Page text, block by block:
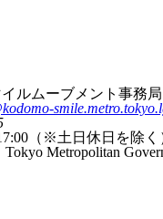
ルムーブメント事務局
（※土日休日を除く
Metropolitan